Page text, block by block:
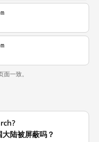
一致。
陆被屏蔽吗？